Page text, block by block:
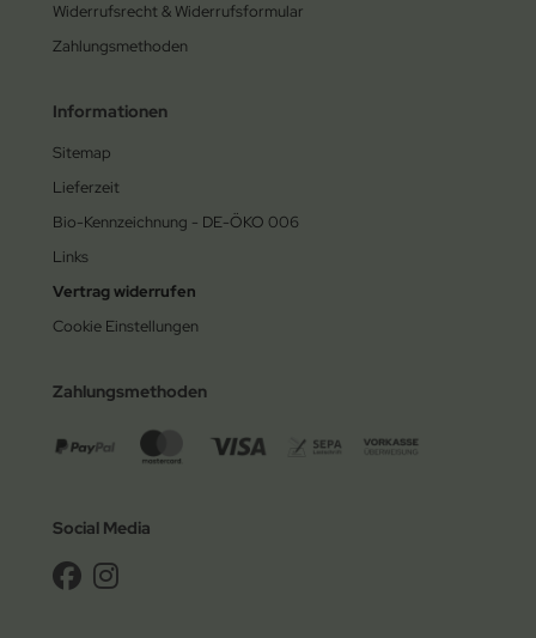
Widerrufsrecht & Widerrufsformular
Zahlungsmethoden
Informationen
Sitemap
Lieferzeit
Bio-Kennzeichnung - DE-ÖKO 006
Links
Vertrag widerrufen
Cookie Einstellungen
Zahlungsmethoden
Social Media